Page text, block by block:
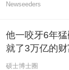
Newseeders
他一咬牙6年
就了3万亿的财
硕士博士圈